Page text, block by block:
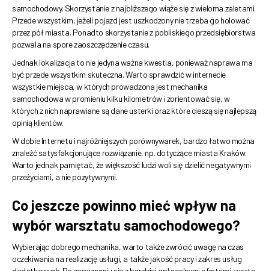
samochodowy. Skorzystanie z najbliższego wiąże się z wieloma zaletami.
Przede wszystkim, jeżeli pojazd jest uszkodzony nie trzeba go holować
przez pół miasta. Ponadto skorzystanie z pobliskiego przedsiębiorstwa
pozwala na spore zaoszczędzenie czasu.
Jednak lokalizacja to nie jedyna ważna kwestia, ponieważ naprawa ma
być przede wszystkim skuteczna. Warto sprawdzić w internecie
wszystkie miejsca, w których prowadzona jest mechanika
samochodowa w promieniu kilku kilometrów i zorientować się, w
których z nich naprawiane są dane usterki oraz które cieszą się najlepszą
opinią klientów.
W dobie Internetu i najróżniejszych porównywarek, bardzo łatwo można
znaleźć satysfakcjonujące rozwiązanie, np. dotyczące miasta Kraków.
Warto jednak pamiętać, że większość ludzi woli się dzielić negatywnymi
przeżyciami, a nie pozytywnymi.
Co jeszcze powinno mieć wpływ na
wybór warsztatu samochodowego?
Wybierając dobrego mechanika, warto także zwrócić uwagę na czas
oczekiwania na realizację usługi, a także jakość pracy i zakres usług